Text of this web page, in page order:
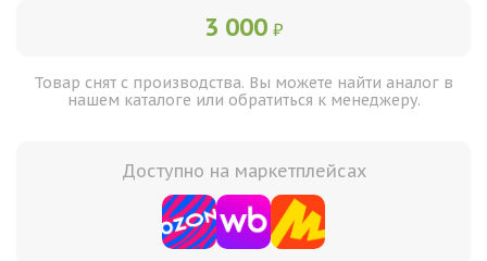
3 000 ₽
Товар снят с производства. Вы можете найти аналог в
нашем каталоге или обратиться к менеджеру.
Доступно на маркетплейсах